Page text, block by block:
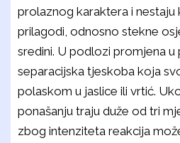
prolaznog karaktera i nestaju
prilagodi, odnosno stekne
sredini. U podlozi promjena u
separacijska tjeskoba koja
polaskom u jaslice ili vrtić.
ponašanju traju duže od tri
zbog intenziteta reakcija